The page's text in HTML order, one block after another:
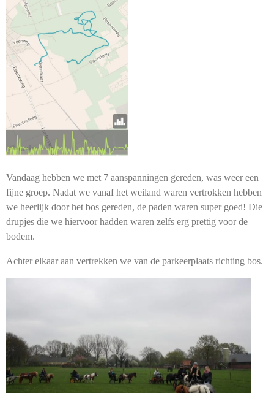
Vandaag hebben we met 7 aanspanningen gereden, was weer een
fijne groep. Nadat we vanaf het weiland waren vertrokken hebben
we heerlijk door het bos gereden, de paden waren super goed! Die
drupjes die we hiervoor hadden waren zelfs erg prettig voor de
bodem.
Achter elkaar aan vertrekken we van de parkeerplaats richting bos.